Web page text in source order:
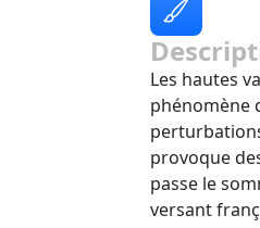
Les hautes
phénomène
provoque
passe le
versant